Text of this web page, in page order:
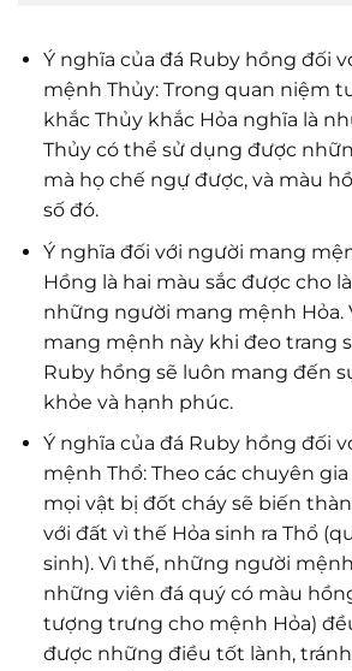
Ý nghĩa của đá Ruby hồng đối
mệnh Thủy: Trong quan niệm
khắc Thủy khắc Hỏa nghĩa là
Thủy có thể sử dụng được
mà họ chế ngự được, và màu
số đó.
Ý nghĩa đối với người mang
Hồng là hai màu sắc được cho
những người mang mệnh Hỏa.
mang mệnh này khi đeo trang
Ruby hồng sẽ luôn mang đến
khỏe và hạnh phúc.
Ý nghĩa của đá Ruby hồng đối
mệnh Thổ: Theo các chuyên
mọi vật bị đốt cháy sẽ biến
với đất vì thế Hỏa sinh ra Thổ
sinh). Vì thế, những người
những viên đá quý có màu
tượng trưng cho mệnh Hỏa)
được những điều tốt lành,